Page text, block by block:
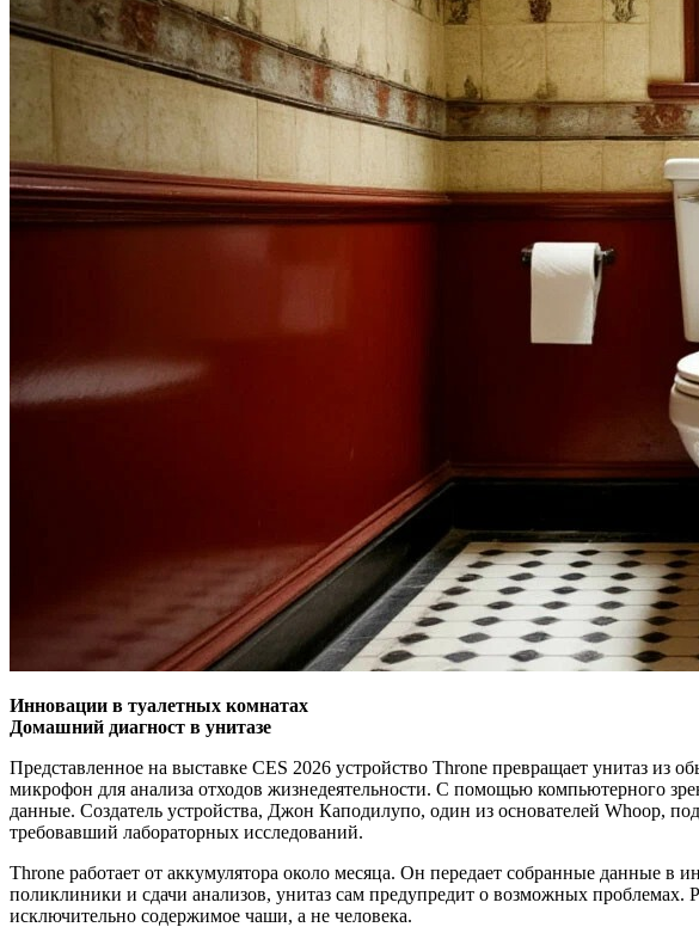
Инновации в туалетных комнатах
Домашний диагност в унитазе
Представленное на выставке CES 2026 устройство Throne превращает унитаз из
микрофон для анализа отходов жизнедеятельности. С помощью компьютерного
данные. Создатель устройства, Джон Каподилупо, один из основателей Whoop,
требовавший лабораторных исследований.
Throne работает от аккумулятора около месяца. Он передает собранные данные
поликлиники и сдачи анализов, унитаз сам предупредит о возможных проблемах.
исключительно содержимое чаши, а не человека.